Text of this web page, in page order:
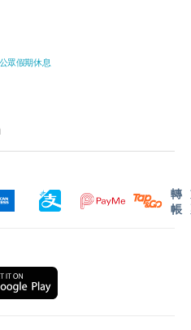
NAD +水平的下降有關。
，延長DNA端粒
功能、排毒功能、認知功
心血管疾病，預防老人癡
視力衰退，脫髮，皮膚老
疼痛等的問題。​
蘆醇（一種來自植物的強
細胞長壽基因，並提供細
，充滿活力，活出完美人
個工作天內安排發貨。
而有所影響。當八號烈風
效時，送貨服務時間將會
的供應情況再作最後確
有權拒絕接受該訂
話或電郵通知顧客再作安
時，有責任檢查貨品是否
不接受退換。
眾假期休息
轉
帳